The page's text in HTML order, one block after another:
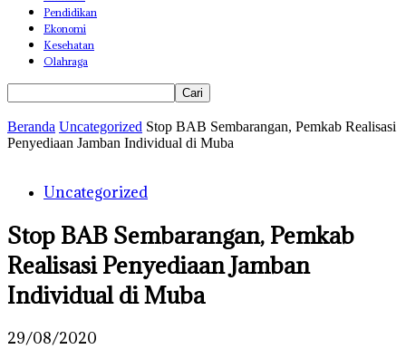
Pendidikan
Ekonomi
Kesehatan
Olahraga
Beranda Uncategorized Stop BAB Sembarangan, Pemkab Realisasi
Penyediaan Jamban Individual di Muba
Uncategorized
Stop BAB Sembarangan, Pemkab
Realisasi Penyediaan Jamban
Individual di Muba
29/08/2020